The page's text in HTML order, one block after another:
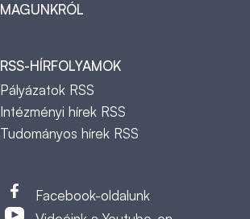
MAGUNKRÓL
RSS-HÍRFOLYAMOK
Pályázatok RSS
Intézményi hírek RSS
Tudományos hírek RSS
Facebook-oldalunk